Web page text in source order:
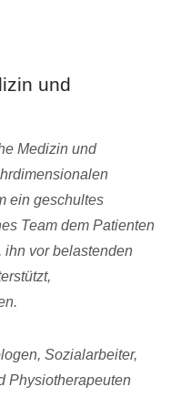
und
Medizin und
ein geschultes
Team dem Patienten
ihn vor belastenden
Sozialarbeiter,
Physiotherapeuten